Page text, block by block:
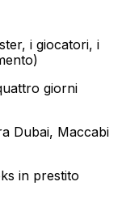
i giocatori, i
giorni
Dubai, Maccabi
in prestito